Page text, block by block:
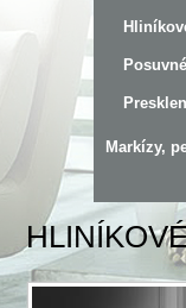
Markízy,